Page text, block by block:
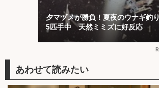
夕マヅメが勝負！夏夜のウナギ釣
5匹手中 天然ミミズに好反応